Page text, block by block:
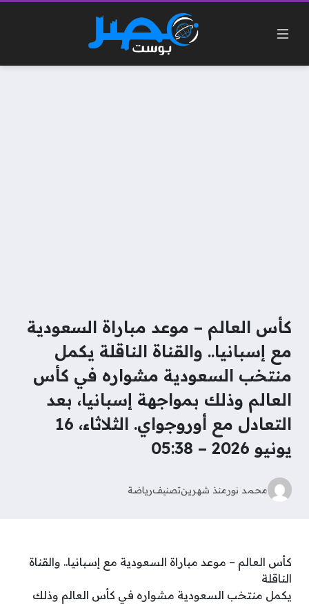
كأس العالم – موعد مباراة السعودية
مع إسبانيا.. والقناة الناقلة يكمل
منتخب السعودية مشواره في كأس
العالم وذلك بمواجهة إسبانيا، بعد
التعادل مع أوروجواي. الثلاثاء، 16
يونيو 2026 – 05:38
محمد نورمنذ شهرينتصنيفرياضة
كأس العالم – موعد مباراة السعودية مع إسبانيا.. والقناة
الناقلة
يكمل منتخب السعودية مشواره في كأس العالم وذلك